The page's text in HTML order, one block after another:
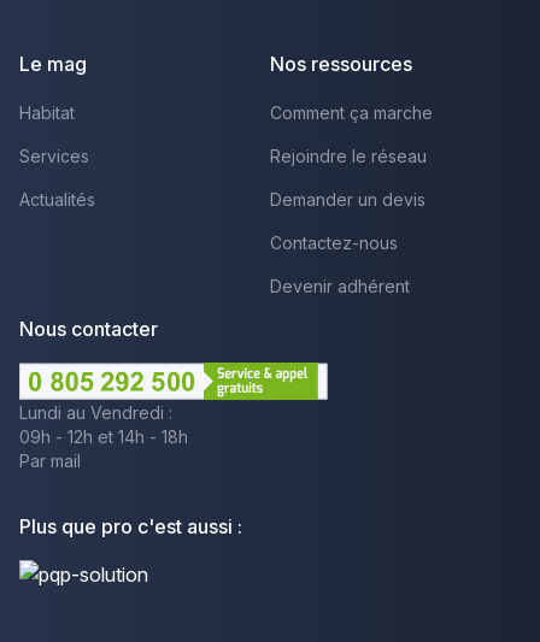
Le mag
Habitat
Services
Actualités
Nos ressources
Comment ça marche
Rejoindre le réseau
Demander un devis
Contactez-nous
Devenir adhérent
Nous contacter
Lundi au Vendredi :
09h - 12h et 14h - 18h
Par mail
Plus que pro c'est aussi :